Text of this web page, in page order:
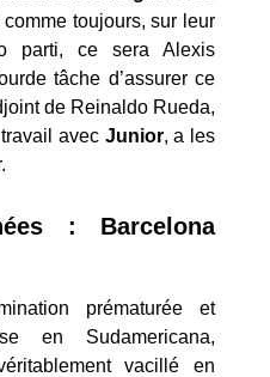
comme toujours, sur leur
parti, ce sera Alexis
tâche d’assurer ce
de Reinaldo Rueda,
avec Junior, a les
: Barcelona
prématurée et
en Sudamericana,
vacillé en